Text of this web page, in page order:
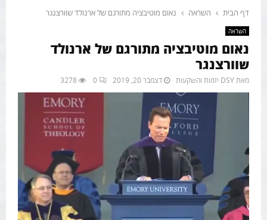
דף הבית השראה נאום מוטיבציה מתורגם של ארנולד שוורצנגר
השראה
נאום מוטיבציה מתורגם של ארנולד
שוורצנגר
מאתDSY יזמות והשקעות דצמבר 20, 2019 0
3278